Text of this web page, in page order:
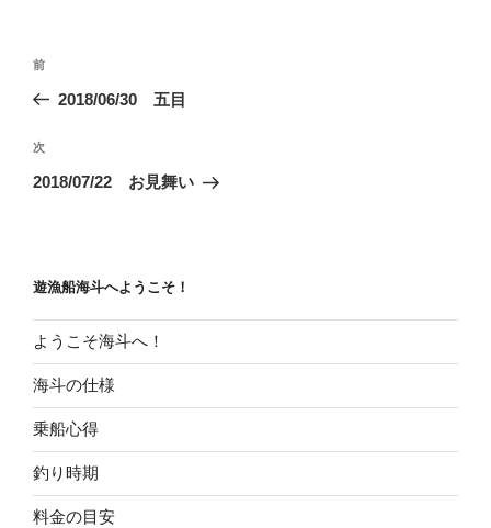
投
ビ
ゲ
ン
前
の
稿
前
2018/06/30 五目
次
の
次
2018/07/22 お見舞い
遊漁船海斗へようこそ！
ようこそ海斗へ！
海斗の仕様
乗船心得
釣り時期
料金の目安